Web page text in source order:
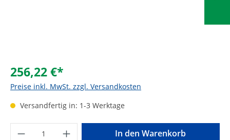
256,22 €*
Preise inkl. MwSt. zzgl. Versandkosten
Versandfertig in: 1-3 Werktage
Produkt Anzahl: Gib den gewünschten
In den Warenkorb